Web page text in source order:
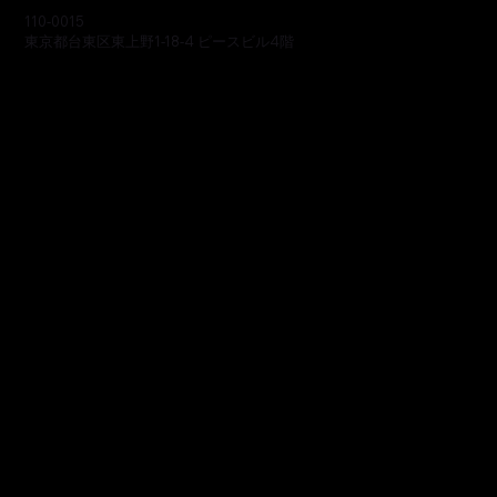
110-0015
東京都台東区東上野1-18-4 ピースビル4階